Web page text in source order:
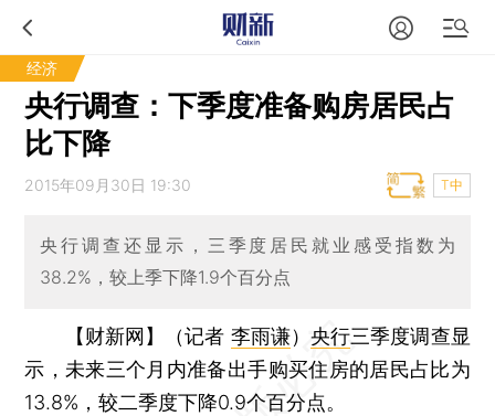
经济
央行调查：下季度准备购房居民占
比下降
2015年09月30日 19:30 T中
央行调查还显示，三季度居民就业感受指数为
38.2%，较上季下降1.9个百分点
【财新网】（记者 李雨谦） 央行三季度调查显
示，未来三个月内准备出手购买住房的居民占比为
13.8%，较二季度下降0.9个百分点。